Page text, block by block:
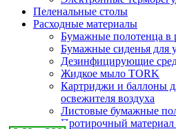
Пеленальные столы
Расходные материалы
Бумажные полотенца в
Бумажные сиденья для
Дезинфицирующие
Жидкое мыло TORK
Картриджи и баллоны
освежителя воздуха
Листовые бумажные
Протирочный материал
Нажмите, чтобы увеличить